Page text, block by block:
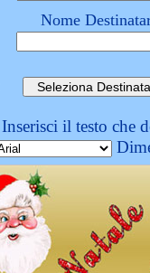
Nome
Inserisci il testo che